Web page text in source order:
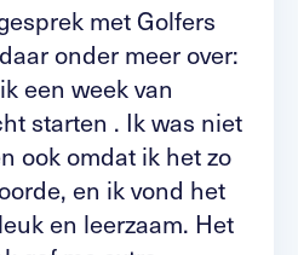
met Golfers
onder meer over:
een week van
starten . Ik was niet
ook omdat ik het zo
en ik vond het
en leerzaam. Het